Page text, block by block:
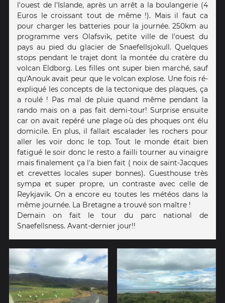
l'ouest de l'Islande, après un arrêt a la boulangerie (4
Euros le croissant tout de même !). Mais il faut ca
pour charger les batteries pour la journée. 250km au
programme vers Olafsvik, petite ville de l'ouest du
pays au pied du glacier de Snaefellsjokull. Quelques
stops pendant le trajet dont la montée du cratère du
volcan Eldborg. Les filles ont super bien marché, sauf
qu'Anouk avait peur que le volcan explose. Une fois ré-
expliqué les concepts de la tectonique des plaques, ça
a roulé ! Pas mal de pluie quand même pendant la
rando mais on a pas fait demi-tour! Surprise ensuite
car on avait repéré une plage où des phoques ont élu
domicile. En plus, il fallait escalader les rochers pour
aller les voir donc le top. Tout le monde était bien
fatigué le soir donc le resto a failli tourner au vinaigre
mais finalement ça l'a bien fait ( noix de saint-Jacques
et crevettes locales super bonnes). Guesthouse très
sympa et super propre, un contraste avec celle de
Reykjavik. On a encore eu toutes les météos dans la
même journée. La Bretagne a trouvé son maître !
Demain on fait le tour du parc national de
Snaefellsness. Avant-dernier jour!!